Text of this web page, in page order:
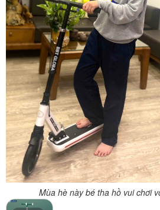
Mùa hè này bé tha hồ vui chơi